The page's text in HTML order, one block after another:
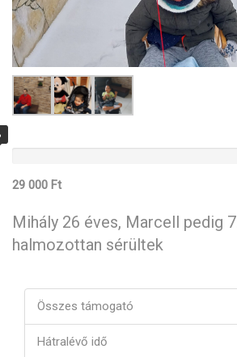
29 000 Ft
Mihály 26 éves, Marcell pedig
halmozottan sérültek
Összes támogató
Hátralévő idő